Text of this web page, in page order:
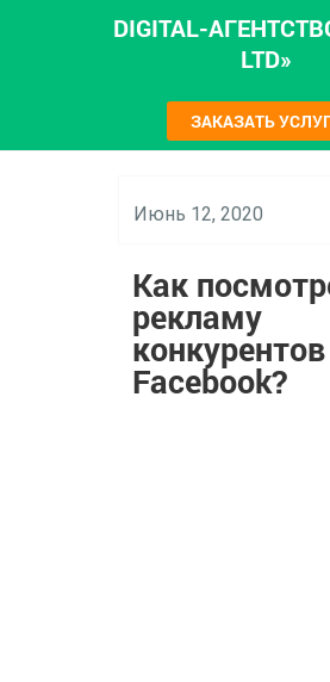
DIGITAL-
LTD»
ЗАКАЗАТЬ
Июнь 12, 2020
Как
рекламу
Facebook?